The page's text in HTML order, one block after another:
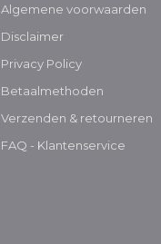
Algemene voorwaarden
Disclaimer
Privacy Policy
Betaalmethoden
Verzenden & retourneren
FAQ - Klantenservice